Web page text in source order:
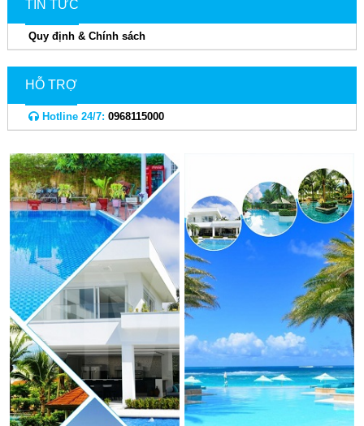
TIN TỨC
Quy định & Chính sách
HỖ TRỢ
Hotline 24/7: 0968115000